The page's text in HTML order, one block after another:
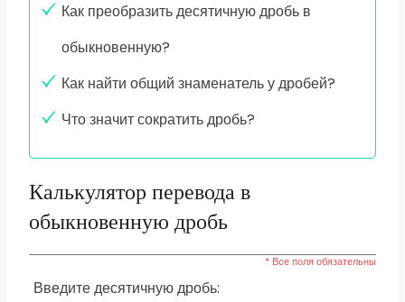
Как преобразить десятичную дробь в
обыкновенную?
Как найти общий знаменатель у дробей?
Что значит сократить дробь?
Калькулятор перевода в
обыкновенную дробь
* Все поля обязательны
Введите десятичную дробь: